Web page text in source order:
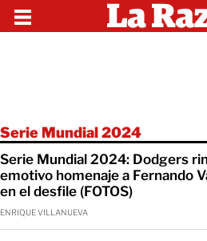
Serie Mundial 2024
Serie Mundial 2024: Dodgers
emotivo homenaje a Fernando
en el desfile (FOTOS)
ENRIQUE VILLANUEVA